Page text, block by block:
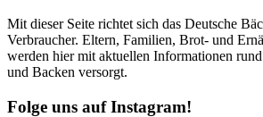
Mit dieser Seite richtet sich das Deutsche
Verbraucher. Eltern, Familien, Brot- und
werden hier mit aktuellen Informationen
und Backen versorgt.
Folge uns auf Instagram!